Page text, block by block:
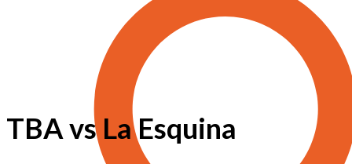
TBA vs La Esquina